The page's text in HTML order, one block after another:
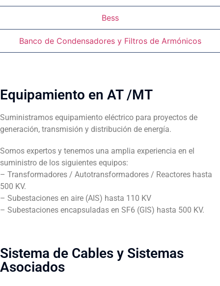
Bess
Banco de Condensadores y Filtros de Armónicos
Equipamiento en AT /MT
Suministramos equipamiento eléctrico para proyectos de
generación, transmisión y distribución de energía.
Somos expertos y tenemos una amplia experiencia en el
suministro de los siguientes equipos:
– Transformadores / Autotransformadores / Reactores hasta
500 KV.
– Subestaciones en aire (AIS) hasta 110 KV
– Subestaciones encapsuladas en SF6 (GIS) hasta 500 KV.
Sistema de Cables y Sistemas
Asociados